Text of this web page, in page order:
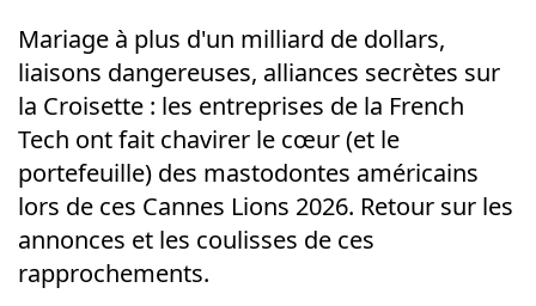
Mariage à plus d'un milliard de dollars,
liaisons dangereuses, alliances secrètes sur
la Croisette : les entreprises de la French
Tech ont fait chavirer le cœur (et le
portefeuille) des mastodontes américains
lors de ces Cannes Lions 2026. Retour sur les
annonces et les coulisses de ces
rapprochements.